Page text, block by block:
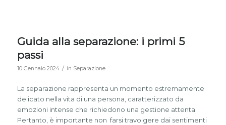
Guida alla separazione: i primi 5
passi
10 Gennaio 2024 / in Separazione
La separazione rappresenta un momento estremamente
delicato nella vita di una persona, caratterizzato da
emozioni intense che richiedono una gestione attenta.
Pertanto, è importante non farsi travolgere dai sentimenti